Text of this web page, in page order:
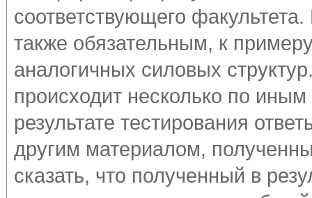
соответствующего
также обязательным, к
аналогичных силовых
происходит несколько по
результате тестирования
другим материалом,
сказать, что полученный в